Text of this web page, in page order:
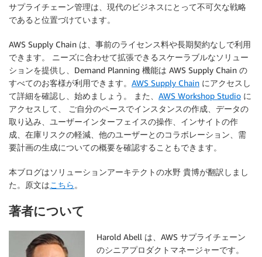
サプライチェーン管理は、現代のビジネスにとって不可欠な戦略
であると位置づけています。
AWS Supply Chain は、事前のライセンス料や長期契約なしで利用
できます。 ニーズに合わせて拡張できるスケーラブルなソリュー
ションを提供し、Demand Planning 機能は AWS Supply Chain の
すべてのお客様が利用できます。 AWS Supply Chain にアクセスし
て詳細を確認し、始めましょう。 また、 AWS Workshop Studio に
アクセスして、 ご自分のペースでインスタンスの作成、データの
取り込み、ユーザーインターフェイスの操作、インサイトの作
成、在庫リスクの軽減、他のユーザーとのコラボレーション、需
要計画の生成についての概要を確認することもできます。
本ブログはソリューションアーキテクトの水野 貴博が翻訳しまし
た。原文はこちら 。
著者について
Harold Abell は、AWS サプライチェーン
のシニアプロダクトマネージャーです。